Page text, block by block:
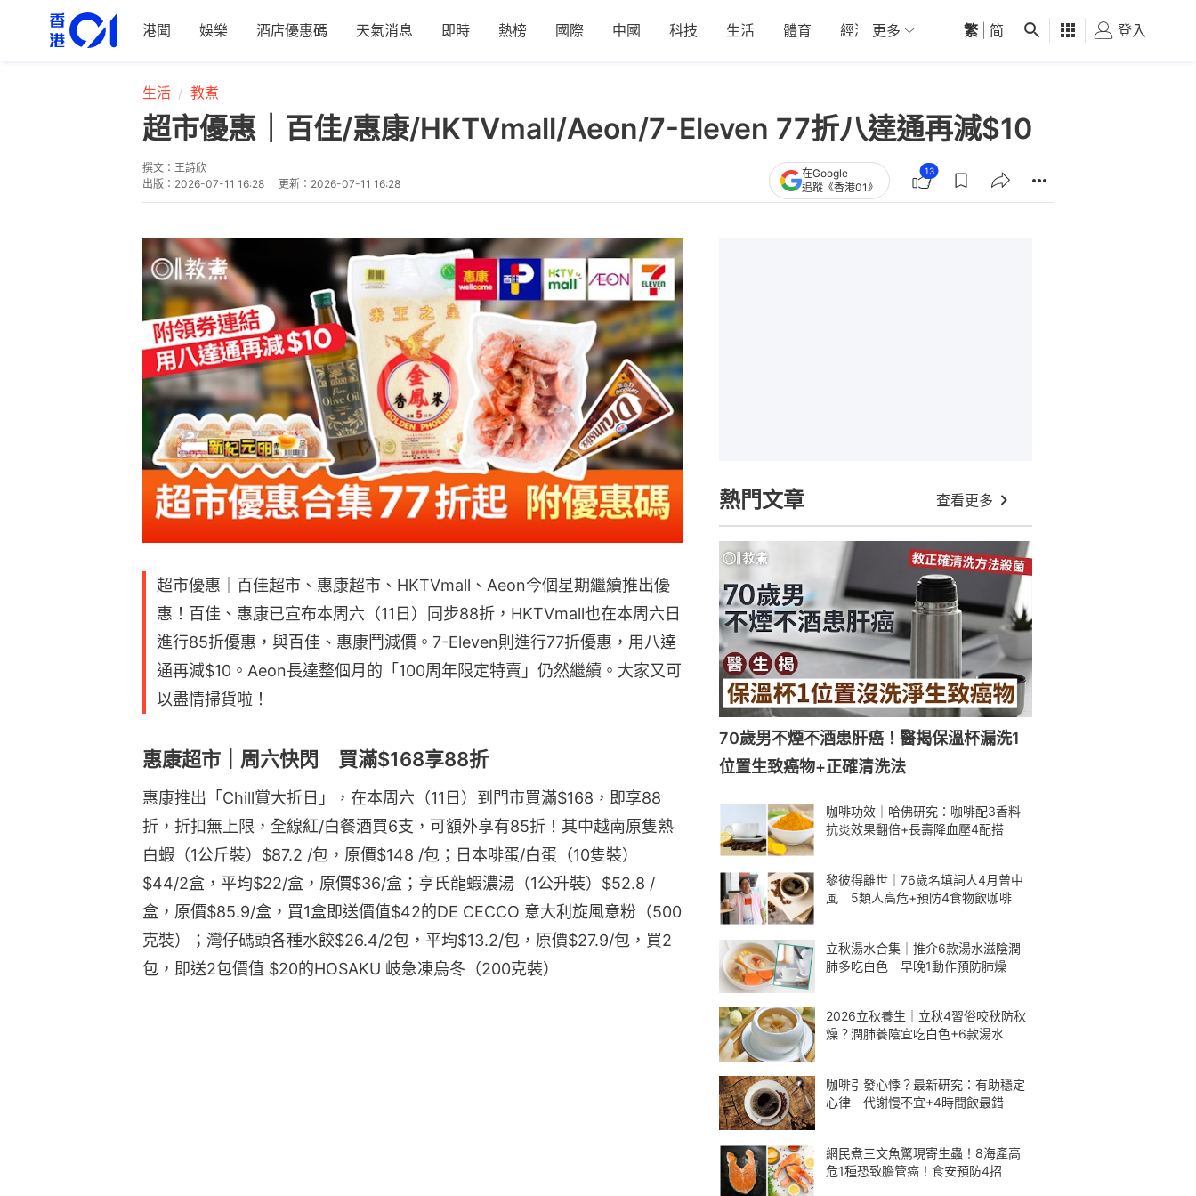
港聞 娛樂 酒店優惠碼 天氣消息 即時 熱榜 國際 中國 科技 生活 體育 經濟 01深圳 觀點 健康 好食玩飛
更多 繁 简 登入
生活 教煮
超市優惠｜百佳/惠康/HKTVmall/Aeon/7-Eleven 77折八達通再減$10
撰文： 王詩欣
出版： 2026-07-11 16:28 更新： 2026-07-11 16:28
在Google
追蹤《香港01》
13
超市優惠｜百佳超市、惠康超市、HKTVmall、Aeon今個星期繼續推出優
惠！百佳、惠康已宣布本周六（11日）同步88折，HKTVmall也在本周六日
進行85折優惠，與百佳、惠康鬥減價。7-Eleven則進行77折優惠，用八達
通再減$10。Aeon長達整個月的「100周年限定特賣」仍然繼續。大家又可
以盡情掃貨啦！
惠康超市｜周六快閃 買滿$168享88折
惠康推出「Chill賞大折日」，在本周六（11日）到門市買滿$168，即享88
折，折扣無上限，全線紅/白餐酒買6支，可額外享有85折！其中越南原隻熟
白蝦（1公斤裝）$87.2 /包，原價$148 /包；日本啡蛋/白蛋（10隻裝）
$44/2盒，平均$22/盒，原價$36/盒；亨氏龍蝦濃湯（1公升裝）$52.8 /
盒，原價$85.9/盒，買1盒即送價值$42的DE CECCO 意大利旋風意粉（500
克裝）；灣仔碼頭各種水餃$26.4/2包，平均$13.2/包，原價$27.9/包，買2
包，即送2包價值 $20的HOSAKU 岐急凍烏冬（200克裝）
熱門文章 查看更多
70歲男不煙不酒患肝癌！醫揭保溫杯漏洗1
位置生致癌物+正確清洗法
咖啡功效｜哈佛研究：咖啡配3香料
抗炎效果翻倍+長壽降血壓4配搭
黎彼得離世｜76歲名填詞人4月曾中
風 5類人高危+預防4食物飲咖啡
立秋湯水合集｜推介6款湯水滋陰潤
肺多吃白色 早晚1動作預防肺燥
2026立秋養生｜立秋4習俗咬秋防秋
燥？潤肺養陰宜吃白色+6款湯水
咖啡引發心悸？最新研究：有助穩定
心律 代謝慢不宜+4時間飲最錯
網民煮三文魚驚現寄生蟲！8海產高
危1種恐致膽管癌！食安預防4招